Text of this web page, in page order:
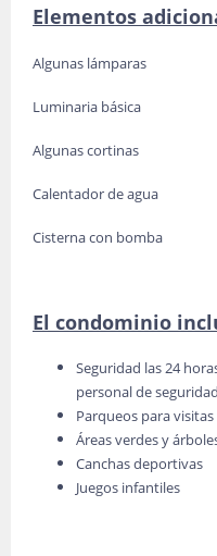
Elementos
Algunas lámparas
Luminaria básica
Algunas cortinas
Calentador de agua
Cisterna con bomba
El condominio
Seguridad las 24
personal de seguridad
Parqueos para visitas
Áreas verdes y
Canchas deportivas
Juegos infantiles